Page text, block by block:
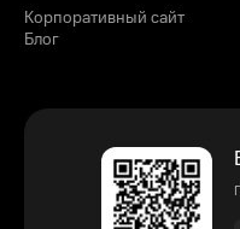
Корпоративный сайт
Блог